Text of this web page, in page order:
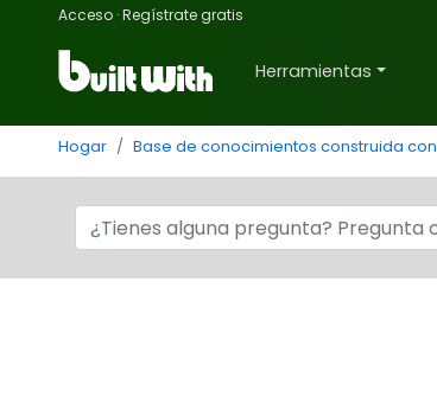
Acceso ·Regístrate gratis
Herramientas
Hogar Base de conocimientos construida con